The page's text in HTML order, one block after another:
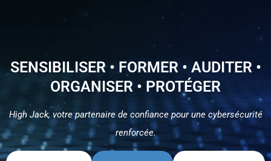
SENSIBILISER • FORMER • AUDITER •
ORGANISER • PROTÉGER
High Jack, votre partenaire de confiance pour une cybersécurité
renforcée.